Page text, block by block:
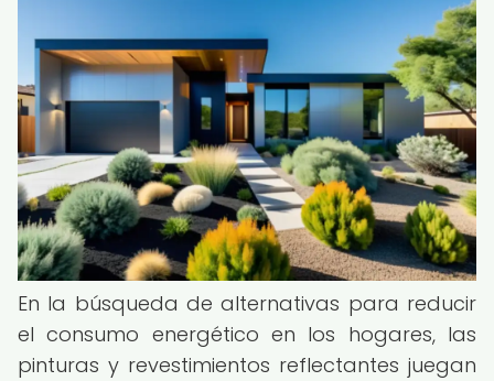
En la búsqueda de alternativas para reducir
el consumo energético en los hogares, las
pinturas y revestimientos reflectantes juegan